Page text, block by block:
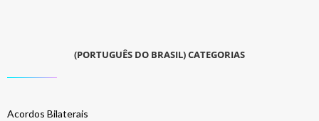
(PORTUGUÊS DO BRASIL) CATEGORIAS
Acordos Bilaterais